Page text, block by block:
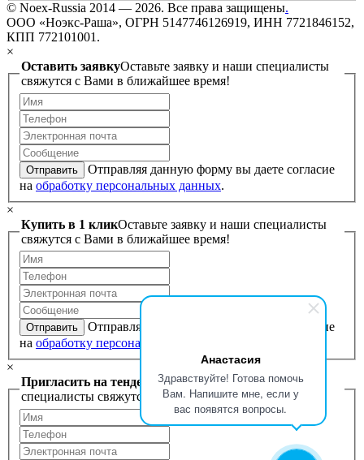
Анастасия
Здравствуйте! Готова помочь
Вам. Напишите мне, если у
вас появятся вопросы.
© Noex-Russia 2014 — 2026. Все права защищены.
ООО «Ноэкс-Раша», ОГРН 5147746126919, ИНН 7721846152,
КПП 772101001.
×
Оставить заявкуОставьте заявку и наши специалисты
свяжутся с Вами в ближайшее время!
Отправить
Отправляя данную форму вы даете согласие
на обработку персональных данных.
×
Купить в 1 кликОставьте заявку и наши специалисты
свяжутся с Вами в ближайшее время!
Отправить
Отправляя данную форму вы даете согласие
на обработку персональных данных
×
Пригласить на тендер
Оставьте заявку и наши
специалисты свяжутся с Вами в ближайшее время!